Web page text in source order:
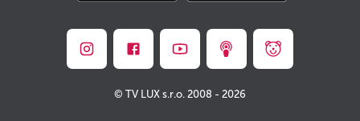
© TV LUX s.r.o. 2008 - 2026